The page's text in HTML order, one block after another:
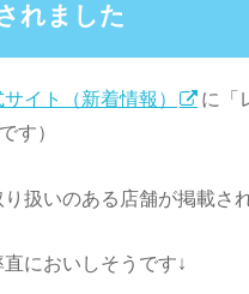
れました
イト（新着情報）
に「
す）
扱いのある店舗が掲載さ
においしそうです↓